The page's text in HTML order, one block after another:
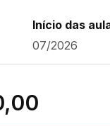
Início das
07/2026